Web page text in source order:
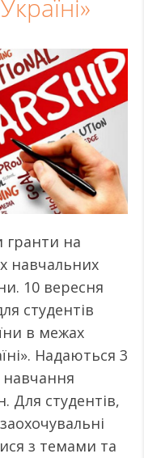
гранти на
навчальних
10 вересня
студентів
в межах
Надаються 3
навчання
Для студентів,
з темами та